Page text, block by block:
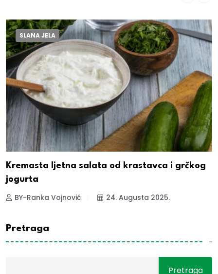
SLANA JELA
Kremasta ljetna salata od krastavca i grčkog
jogurta
BY-Ranka Vojnović 24. Augusta 2025.
Pretraga
Pretraga